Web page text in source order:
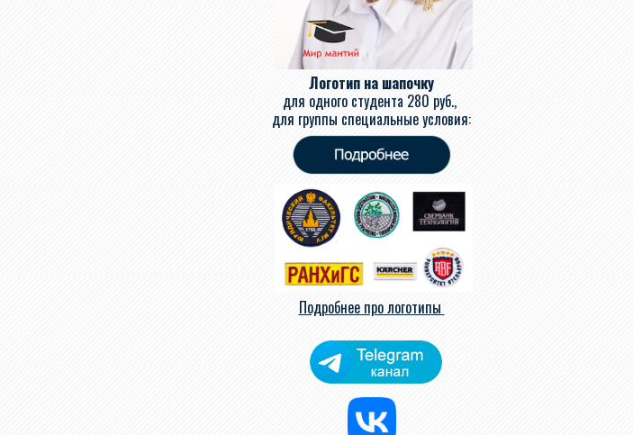
Логотип на шапочку
для одного студента 280 руб.,
для группы специальные условия:
Подробнее про логотипы